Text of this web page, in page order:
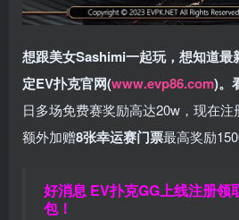
想跟美女Sashimi一起玩， 想知道最
定EV扑克官网(www.evp86.com)。
日多场免费赛奖励高达20w，现在注
额外加赠8张幸运赛门票最高奖励
好消息 EV扑克GG上线注册领
包！